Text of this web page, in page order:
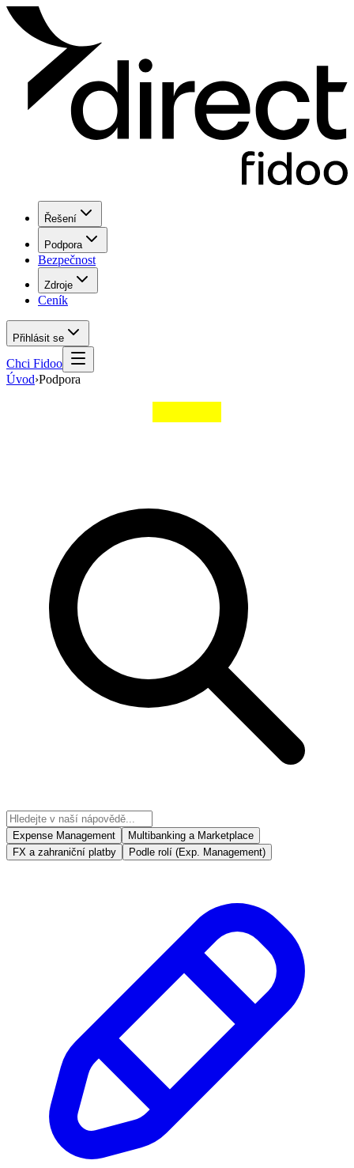
Řešení
Podpora
Bezpečnost
Zdroje
Ceník
Přihlásit se
Chci Fidoo
Úvod›Podpora
Expense Management
Multibanking a Marketplace
FX a zahraniční platby
Podle rolí (Exp. Management)